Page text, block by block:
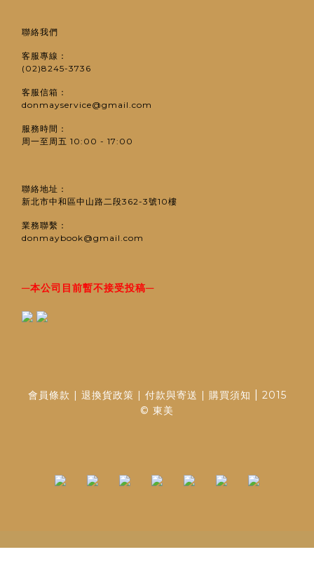
聯絡我們
客服專線：
(02)8245-3736
客服信箱：
donmayservice@gmail.com
服務時間：
周一至周五 10:00 - 17:00
聯絡地址：
新北市中和區中山路二段362-3號10樓
業務聯繫：
donmaybook@gmail.com
─本公司目前暫不接受投稿─
會員條款 | 退換貨政策 | 付款與寄送 | 購買須知
2015
© 東美